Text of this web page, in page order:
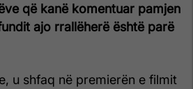
që kanë komentuar pamjen
ajo rrallëherë është parë
u shfaq në premierën e filmit